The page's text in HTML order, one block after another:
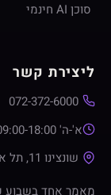
סוכן AI חינמי
ליצירת קשר
072-372-6000
א'-ה' 09:00-18:00
שונצינו 11, תל אביב